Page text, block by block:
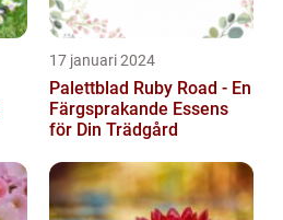
17 januari 2024
Palettblad Ruby Road - En
Färgsprakande Essens
för Din Trädgård